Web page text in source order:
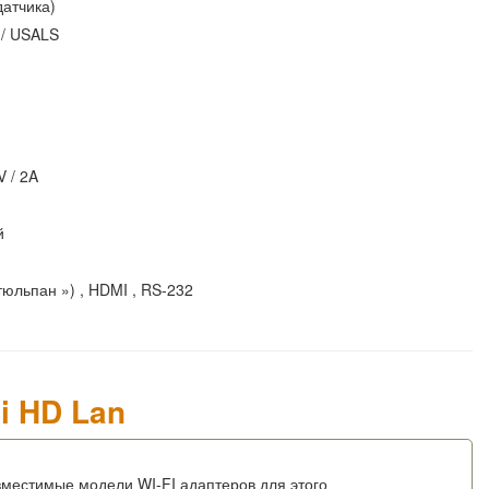
USALS
/ 2A
») , HDMI , RS-232
HD Lan
модели WI-FI адаптеров для этого